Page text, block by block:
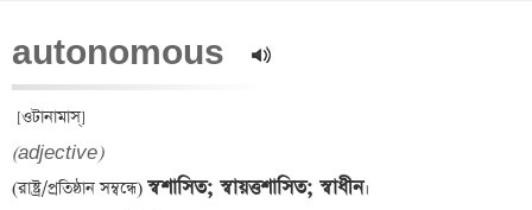
autonomous
(adjective)
(রাষ্ট্র/প্রতিষ্ঠান সম্বন্ধে) স্বশাসিত; স্বায়ত্তশাসিত; স্বাধীন